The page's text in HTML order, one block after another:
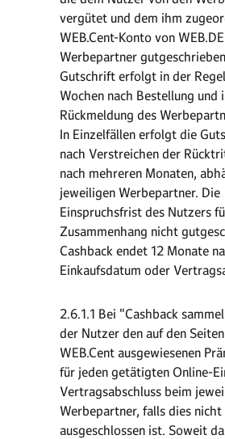
vergütet und dem ihm
WEB.Cent-Konto von
Werbepartner
Gutschrift erfolgt in der
Wochen nach Bestellung und
Rückmeldung des
In Einzelfällen erfolgt die
nach Verstreichen der
nach mehreren Monaten,
jeweiligen Werbepartner. Die
Einspruchsfrist des Nutzers
Zusammenhang nicht
Cashback endet 12 Monate
Einkaufsdatum oder
2.6.1.1 Bei "Cashback
der Nutzer den auf den
WEB.Cent ausgewiesenen
für jeden getätigten Online-
Vertragsabschluss beim
Werbepartner, falls dies nicht
ausgeschlossen ist. Soweit